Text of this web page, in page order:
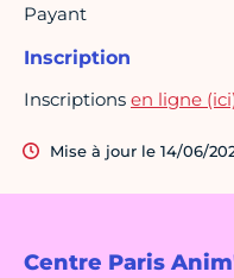
Centre Paris
Payant
Inscription
Inscriptions en ligne
Mise à jour le 14/06/